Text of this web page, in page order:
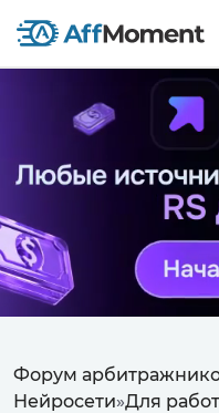
Форум
Нейросети»Для